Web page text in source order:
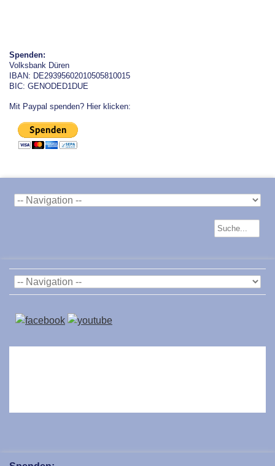
Spenden:
Volksbank Düren
IBAN: DE29395602010505810015
BIC: GENODED1DUE
Mit Paypal spenden? Hier klicken: